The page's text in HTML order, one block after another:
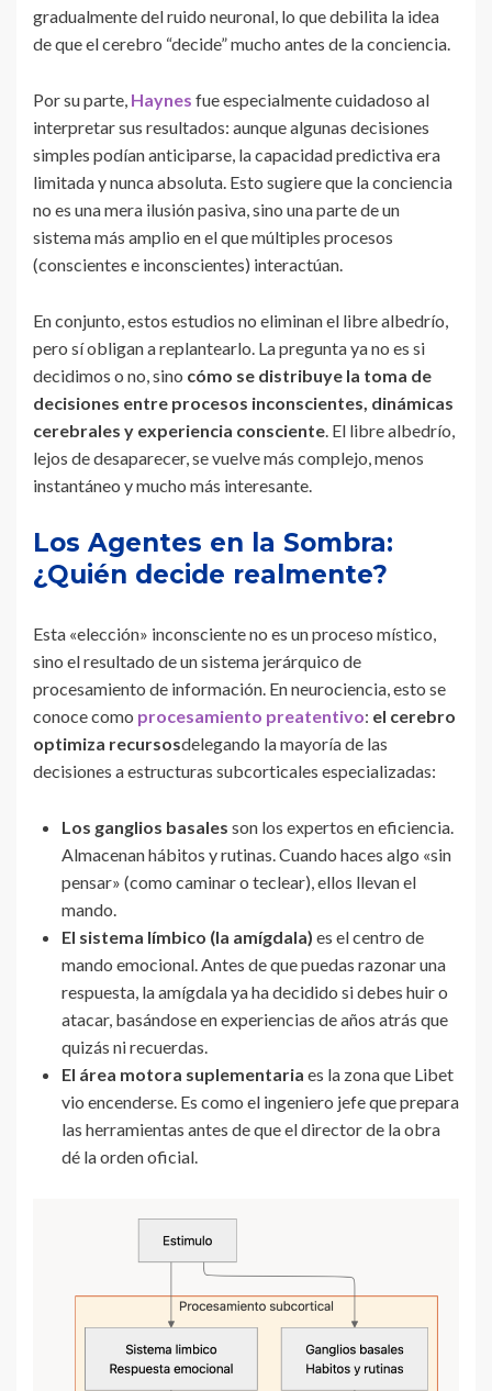
gradualmente del ruido neuronal, lo que debilita la idea
de que el cerebro “decide” mucho antes de la conciencia.
Por su parte, Haynes fue especialmente cuidadoso al
interpretar sus resultados: aunque algunas decisiones
simples podían anticiparse, la capacidad predictiva era
limitada y nunca absoluta. Esto sugiere que la conciencia
no es una mera ilusión pasiva, sino una parte de un
sistema más amplio en el que múltiples procesos
(conscientes e inconscientes) interactúan.
En conjunto, estos estudios no eliminan el libre albedrío,
pero sí obligan a replantearlo. La pregunta ya no es si
decidimos o no, sino cómo se distribuye la toma de
decisiones entre procesos inconscientes, dinámicas
cerebrales y experiencia consciente. El libre albedrío,
lejos de desaparecer, se vuelve más complejo, menos
instantáneo y mucho más interesante.
Los Agentes en la Sombra:
¿Quién decide realmente?
Esta «elección» inconsciente no es un proceso místico,
sino el resultado de un sistema jerárquico de
procesamiento de información. En neurociencia, esto se
conoce como procesamiento preatentivo: el cerebro
optimiza recursosdelegando la mayoría de las
decisiones a estructuras subcorticales especializadas:
Los ganglios basales son los expertos en eficiencia.
Almacenan hábitos y rutinas. Cuando haces algo «sin
pensar» (como caminar o teclear), ellos llevan el
mando.
El sistema límbico (la amígdala) es el centro de
mando emocional. Antes de que puedas razonar una
respuesta, la amígdala ya ha decidido si debes huir o
atacar, basándose en experiencias de años atrás que
quizás ni recuerdas.
El área motora suplementaria es la zona que Libet
vio encenderse. Es como el ingeniero jefe que prepara
las herramientas antes de que el director de la obra
dé la orden oficial.